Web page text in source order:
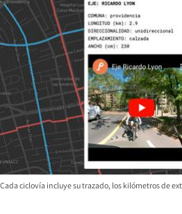
Cada ciclovía incluye su trazado, los kilómetros de